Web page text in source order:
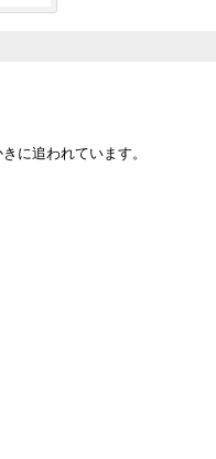
に追われています。